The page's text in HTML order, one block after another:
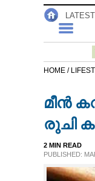
NOTIFIED NEWS
NEWS 360
CASE DIARY
LATEST
HOME /
മീൻ
രുചി
2 MIN READ
PUBLISHED: